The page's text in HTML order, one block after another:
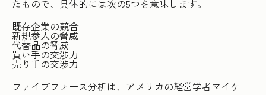
たもので、具体的には次の5つを意味します。
既存企業の競合
新規参入の脅威
代替品の脅威
買い手の交渉力
売り手の交渉力
ファイブフォース分析は、アメリカの経営学者マイケ